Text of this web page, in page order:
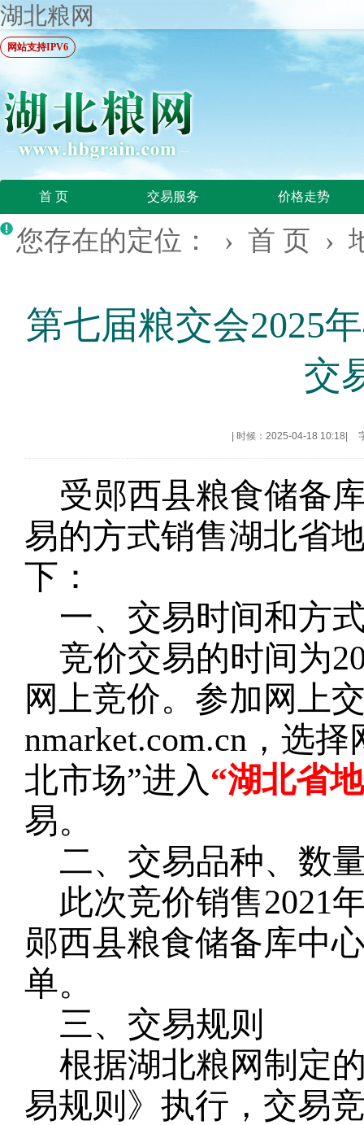
湖北粮网
网站支持IPV6
首 页 交易服务 价格走势
您存在的定位： › 首 页 ›
第七届粮交会2025
交
时候：2025-04-18 10:18
受郧西县粮食储备
易的方式销售湖北省
下：
一、交易时间和方
竞价交易的时间为
网上竞价。参加网上
nmarket.com.cn，选
北市场”进入“湖北省
易。
二、交易品种、数
此次竞价销售2021
郧西县粮食储备库中
单。
三、交易规则
根据湖北粮网制定
易规则》执行，交易